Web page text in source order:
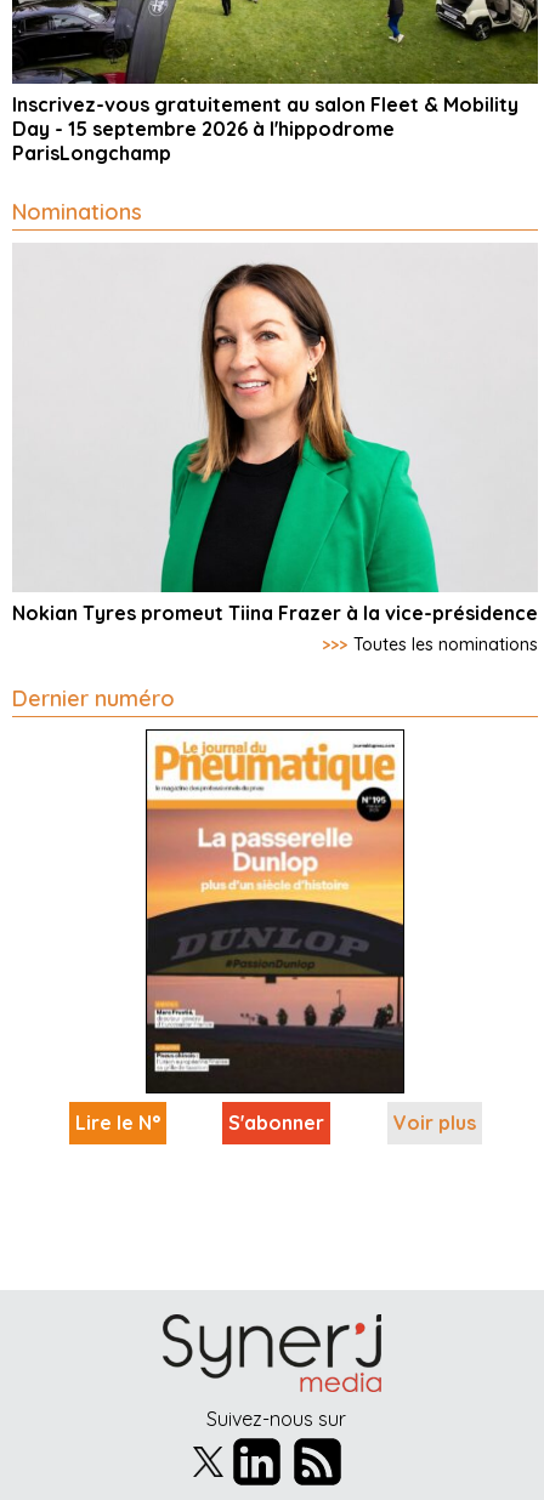
Inscrivez-vous gratuitement au salon Fleet & Mobility
Day - 15 septembre 2026 à l'hippodrome
ParisLongchamp
Nominations
Nokian Tyres promeut Tiina Frazer à la vice-présidence
>>> Toutes les nominations
Dernier numéro
Lire le N° S'abonner Voir plus
Suivez-nous sur